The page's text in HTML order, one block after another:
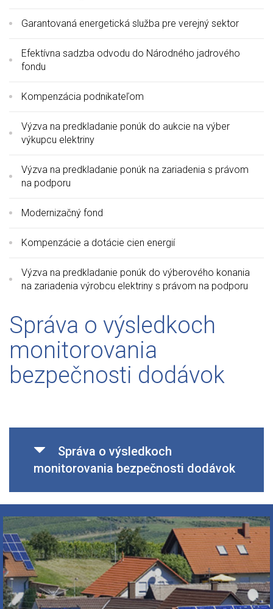
Garantovaná energetická služba pre verejný sektor
Efektívna sadzba odvodu do Národného jadrového
fondu
Kompenzácia podnikateľom
Výzva na predkladanie ponúk do aukcie na výber
výkupcu elektriny
Výzva na predkladanie ponúk na zariadenia s právom
na podporu
Modernizačný fond
Kompenzácie a dotácie cien energií
Výzva na predkladanie ponúk do výberového konania
na zariadenia výrobcu elektriny s právom na podporu
Správa o výsledkoch
monitorovania
bezpečnosti dodávok
Správa o výsledkoch
monitorovania bezpečnosti dodávok